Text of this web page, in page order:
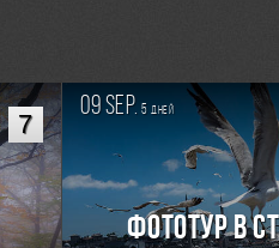
7
09 sep. 5дней
Фототур в